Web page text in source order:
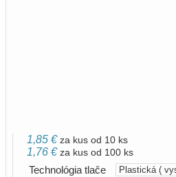
1,85 € za kus od 10 ks
1,76 € za kus od 100 ks
Technológia tlače